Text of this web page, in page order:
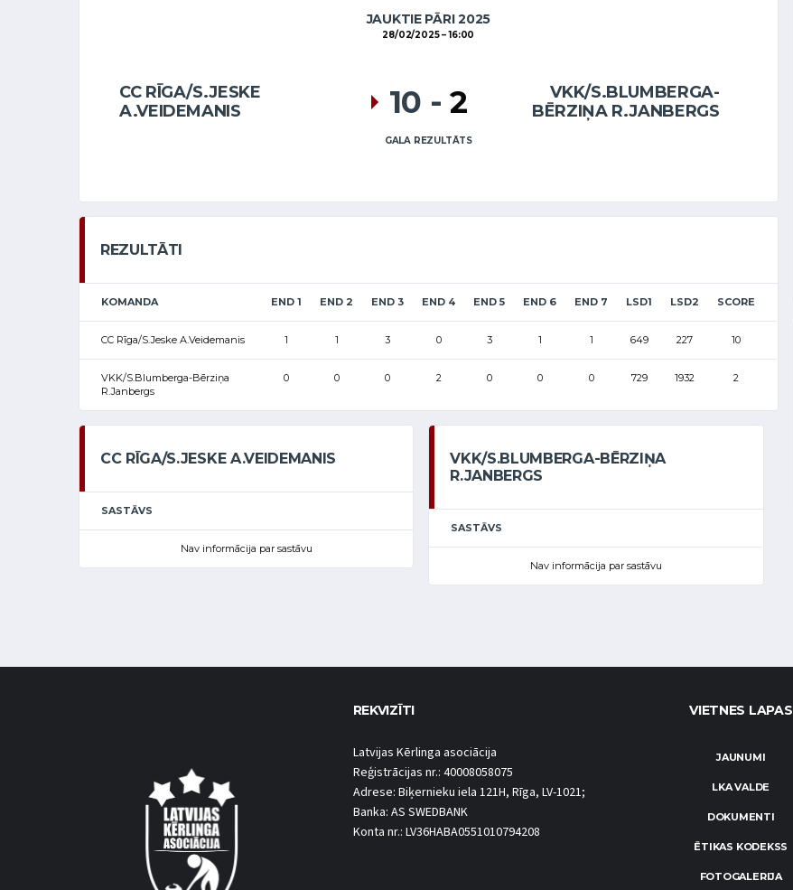
JAUKTIE PĀRI 2025
28/02/2025 16:00
CC RĪGA/S.JESKE
A.VEIDEMANIS
VKK/S.BLUMBERGA-
BĒRZIŅA R.JANBERGS
10 - 2
GALA REZULTĀTS
REZULTĀTI
KOMANDA END 1 END 2 END 3 END 4 END 5 END 6 END 7 LSD1 LSD2 SCORE
CC Rīga/S.Jeske A.Veidemanis 1 1 3 0 3 1 1 649 227 10
VKK/S.Blumberga-Bērziņa
R.Janbergs
0 0 0 2 0 0 0 729 1932 2
CC RĪGA/S.JESKE A.VEIDEMANIS
SASTĀVS
Nav informācija par sastāvu
VKK/S.BLUMBERGA-BĒRZIŅA
R.JANBERGS
SASTĀVS
Nav informācija par sastāvu
REKVIZĪTI
Latvijas Kērlinga asociācija
Reģistrācijas nr.: 40008058075
Adrese: Biķernieku iela 121H, Rīga, LV-1021;
Banka: AS SWEDBANK
Konta nr.: LV36HABA0551010794208
VIETNES LAPAS
JAUNUMI
LKA VALDE
DOKUMENTI
ĒTIKAS KODEKSS
FOTOGALERIJA